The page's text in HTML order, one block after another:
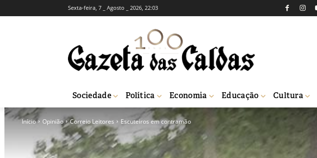
Sexta-feira, 7 _ Agosto _ 2026, 22:03
Sociedade Política Economia Educação Cultura
Início Opinião Correio Leitores Escuteiros em contramão